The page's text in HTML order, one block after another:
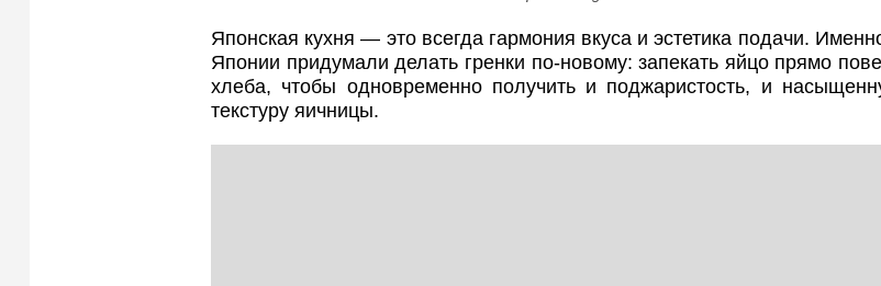
Японская кухня — это всегда гармония вкуса и эстетика подачи.
Японии придумали делать гренки по-новому: запекать яйцо прямо
хлеба, чтобы одновременно получить и поджаристость, и
текстуру яичницы.